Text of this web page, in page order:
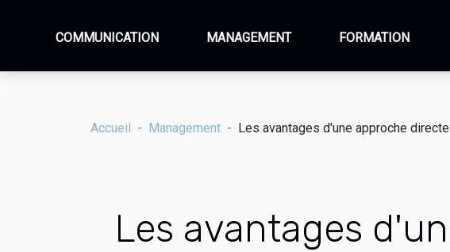
COMMUNICATION MANAGEMENT FORMATION
Accueil Management Les avantages d'une approche
Les avantages